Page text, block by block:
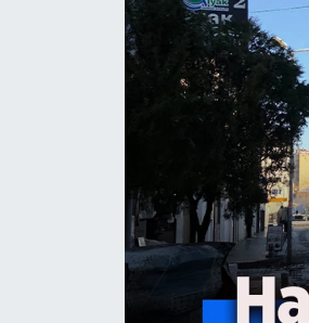
Özel Haber